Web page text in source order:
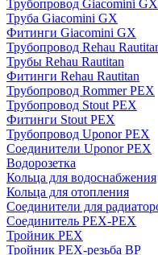
Трубопровод Giacomini GX
Труба Giacomini GX
Фитинги Giacomini GX
Трубопровод Rehau
Трубы Rehau Rautitan
Фитинги Rehau Rautitan
Трубопровод Rommer PEX
Трубопровод Stout PEX
Фитинги Stout PEX
Трубопровод Uponor PEX
Соединители Uponor PEX
Водорозетка
Кольца для водоснабжения
Кольца для отопления
Соединители для
Соединитель PEX-PEX
Тройник PEX
Тройник PEX-резьба ВР